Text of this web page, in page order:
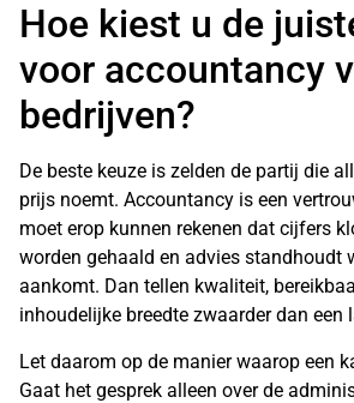
Hoe kiest u de
voor accountancy
bedrijven?
De beste keuze is zelden de partij die
prijs noemt. Accountancy is een
moet erop kunnen rekenen dat cijfers
worden gehaald en advies standhoudt
aankomt. Dan tellen kwaliteit,
inhoudelijke breedte zwaarder dan een
Let daarom op de manier waarop een
Gaat het gesprek alleen over de